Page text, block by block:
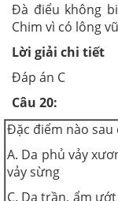
Đà điểu không
Chim vì có lông
Lời giải chi tiết
Đáp án C
Câu 20:
Đặc điểm nào sau
A. Da
vảy sừng
C. Da